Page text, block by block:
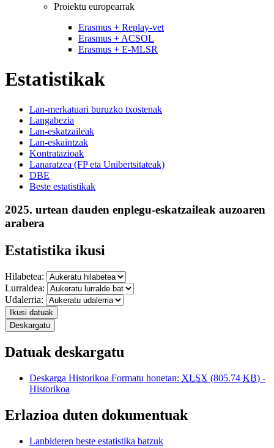
Proiektu europearrak
Erasmus + Replay-vet
Erasmus + ACSOL
Erasmus + E-MLSR
Estatistikak
Lan-merkatuari buruzko txostenak
Langabezia
Lan-eskatzaileak
Lan-eskaintzak
Kontratazioak
Lanaratzea (FP eta Unibertsitateak)
DBE
Beste estatistikak
2025. urtean dauden enplegu-eskatzaileak auzoaren
arabera
Estatistika ikusi
Hilabetea:
Lurraldea:
Udalerria:
Ikusi datuak
Deskargatu
Datuak deskargatu
Deskarga Historikoa Formatu honetan: XLSX (805.74 KB) -
Historikoa
Erlazioa duten dokumentuak
Lanbideren beste estatistika batzuk